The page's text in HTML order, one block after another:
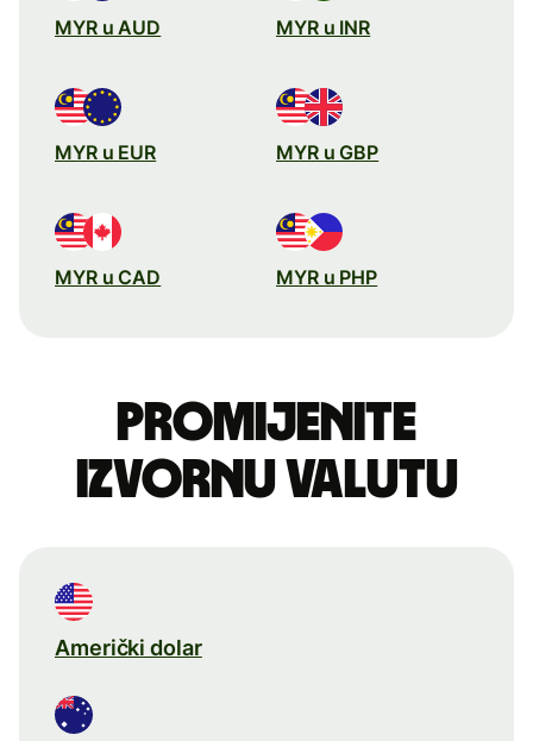
MYR u AUD MYR u INR
MYR u EUR MYR u GBP
MYR u CAD MYR u PHP
Promijenite
izvornu valutu
Američki dolar